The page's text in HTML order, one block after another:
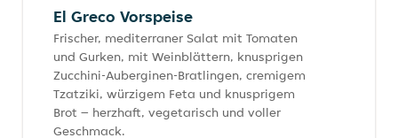
El Greco Vorspeise
Frischer, mediterraner Salat mit Tomaten
und Gurken, mit Weinblättern, knusprigen
Zucchini-Auberginen-Bratlingen, cremigem
Tzatziki, würzigem Feta und knusprigem
Brot – herzhaft, vegetarisch und voller
Geschmack.